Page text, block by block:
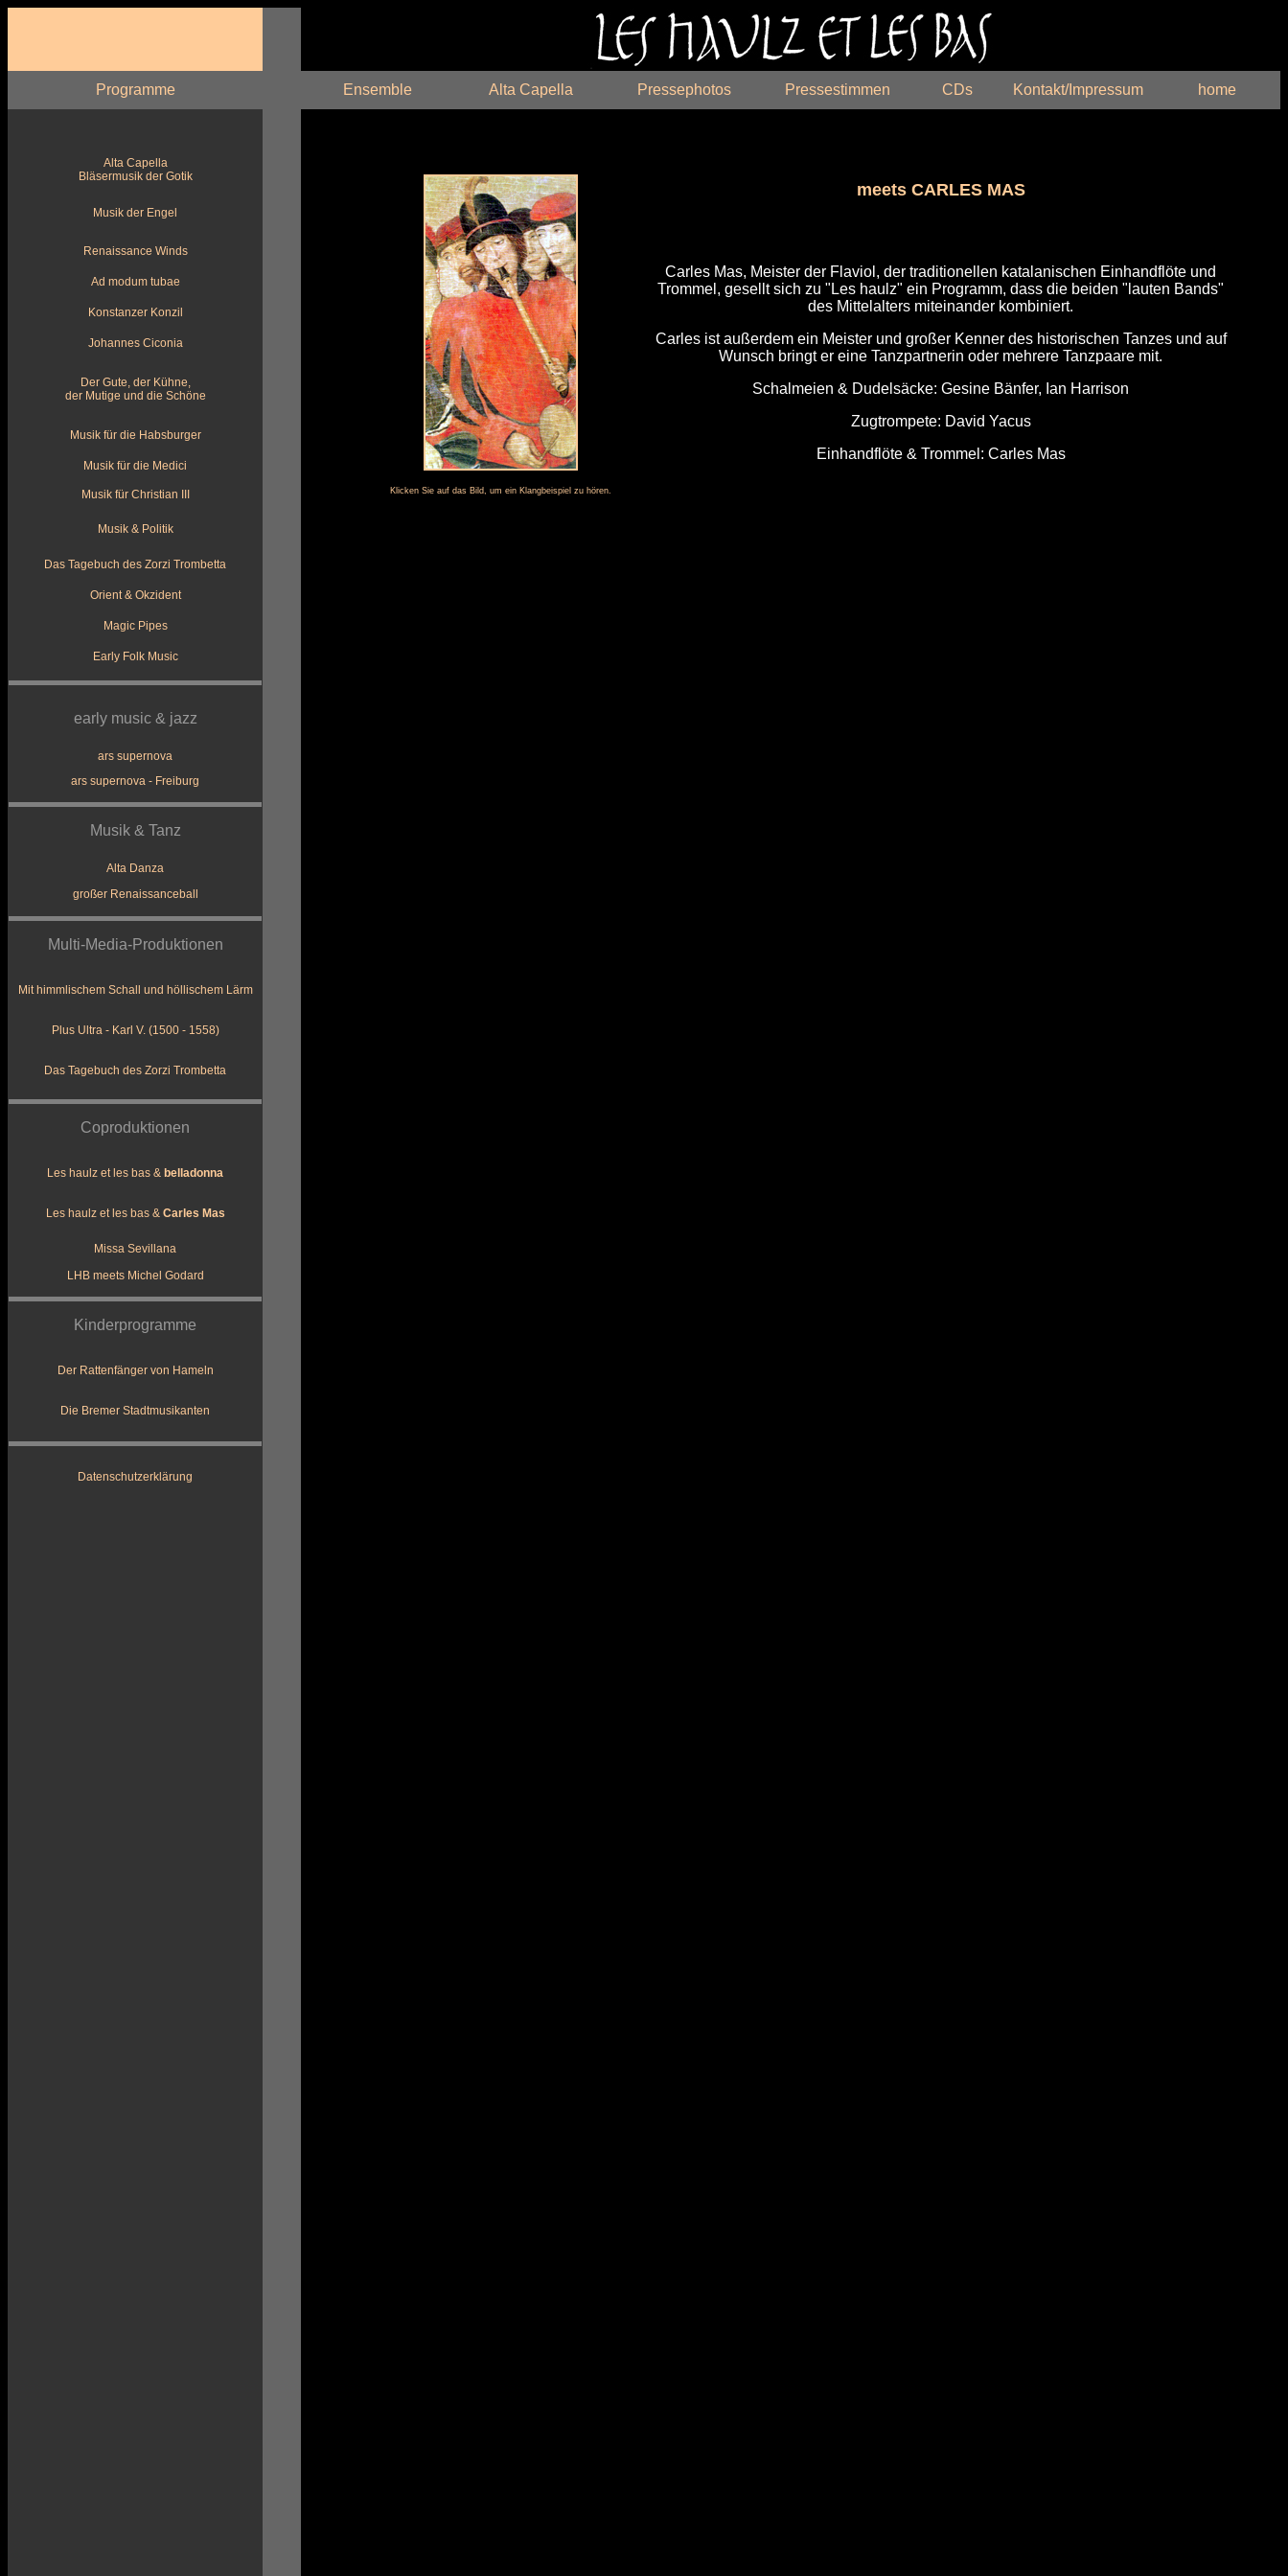
Programme Ensemble Alta Capella Pressephotos Pressestimmen CDs Kontakt/Impressum home
Klicken Sie auf das Bild, um ein Klangbeispiel zu hören.
meets CARLES MAS
Carles Mas, Meister der Flaviol, der traditionellen katalanischen Einhandflöte und
Trommel, gesellt sich zu "Les haulz" ein Programm, dass die beiden "lauten Bands"
des Mittelalters miteinander kombiniert.
Carles ist außerdem ein Meister und großer Kenner des historischen Tanzes und auf
Wunsch bringt er eine Tanzpartnerin oder mehrere Tanzpaare mit.
Schalmeien & Dudelsäcke: Gesine Bänfer, Ian Harrison
Zugtrompete: David Yacus
Einhandflöte & Trommel: Carles Mas
Alta Capella
Bläsermusik der Gotik
Musik der Engel
Renaissance Winds
Ad modum tubae
Konstanzer Konzil
Johannes Ciconia
Der Gute, der Kühne,
der Mutige und die Schöne
Musik für die Habsburger
Musik für die Medici
Musik für Christian III
Musik & Politik
Das Tagebuch des Zorzi Trombetta
Orient & Okzident
Magic Pipes
Early Folk Music
early music & jazz
ars supernova
ars supernova - Freiburg
Musik & Tanz
Alta Danza
großer Renaissanceball
Multi-Media-Produktionen
Mit himmlischem Schall und höllischem Lärm
Plus Ultra - Karl V. (1500 - 1558)
Das Tagebuch des Zorzi Trombetta
Coproduktionen
Les haulz et les bas & belladonna
Les haulz et les bas & Carles Mas
Missa Sevillana
LHB meets Michel Godard
Kinderprogramme
Der Rattenfänger von Hameln
Die Bremer Stadtmusikanten
Datenschutzerklärung